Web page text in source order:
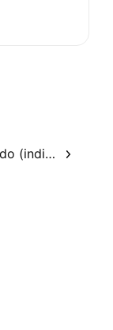
Rendimiento del dividendo (indicado)